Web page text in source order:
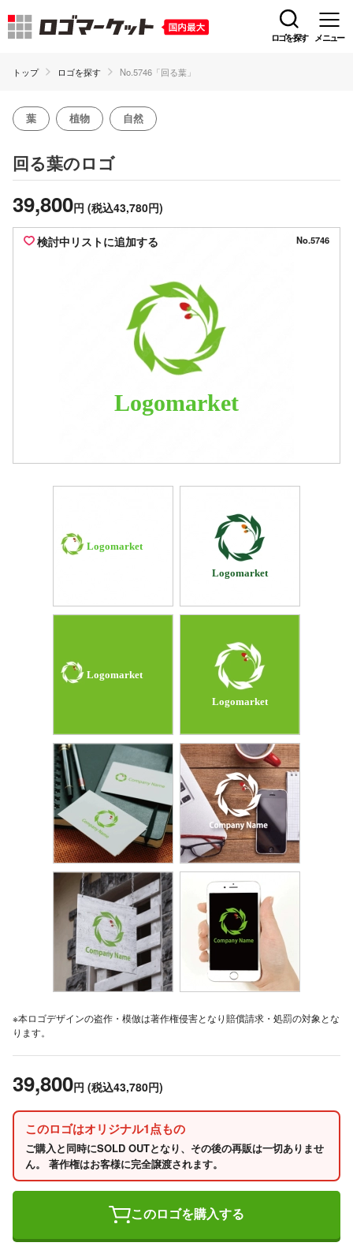
ロゴを探す メニュー
トップ ロゴを探す No.5746「回る葉」
葉 植物 自然
回る葉のロゴ
39,800円 (税込43,780円)
検討中リストに追加する No.5746
Logomarket
Logomarket
Logomarket
Logomarket
Logomarket
※本ロゴデザインの盗作・模倣は著作権侵害となり賠償請求・処罰の対象とな
ります。
39,800円 (税込43,780円)
このロゴはオリジナル1点もの
ご購入と同時にSOLD OUTとなり、その後の再販は一切ありませ
ん。 著作権はお客様に完全譲渡されます。
このロゴを購入する